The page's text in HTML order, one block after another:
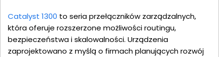
Catalyst 1300 to seria przełączników zarządzalnych,
która oferuje rozszerzone możliwości routingu,
bezpieczeństwa i skalowalności. Urządzenia
zaprojektowano z myślą o firmach planujących rozwój